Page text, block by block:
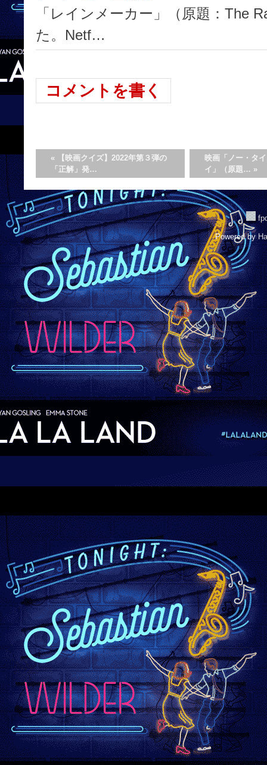
「レインメーカー」（原題：The
た。Netf…
コメントを書く
«
【映画クイズ】2022年第３弾の
「正解」発…
映画「ノー・タ
イ」（原題… »
Powered by